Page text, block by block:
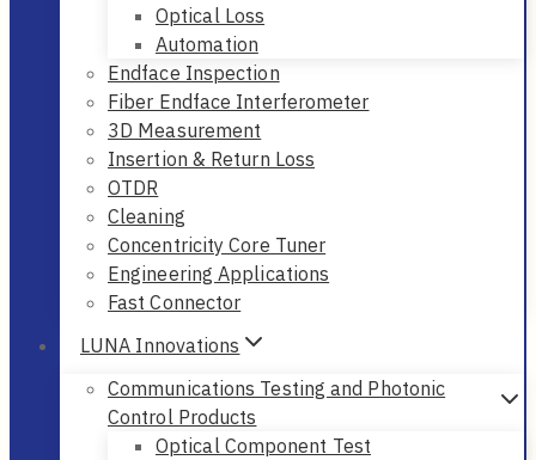
Optical Loss
Automation
Endface Inspection
Fiber Endface Interferometer
3D Measurement
Insertion & Return Loss
OTDR
Cleaning
Concentricity Core Tuner
Engineering Applications
Fast Connector
LUNA Innovations
Communications Testing and Photonic
Control Products
Optical Component Test